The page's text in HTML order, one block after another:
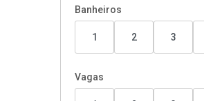
Banheiros
1 2 3
Vagas